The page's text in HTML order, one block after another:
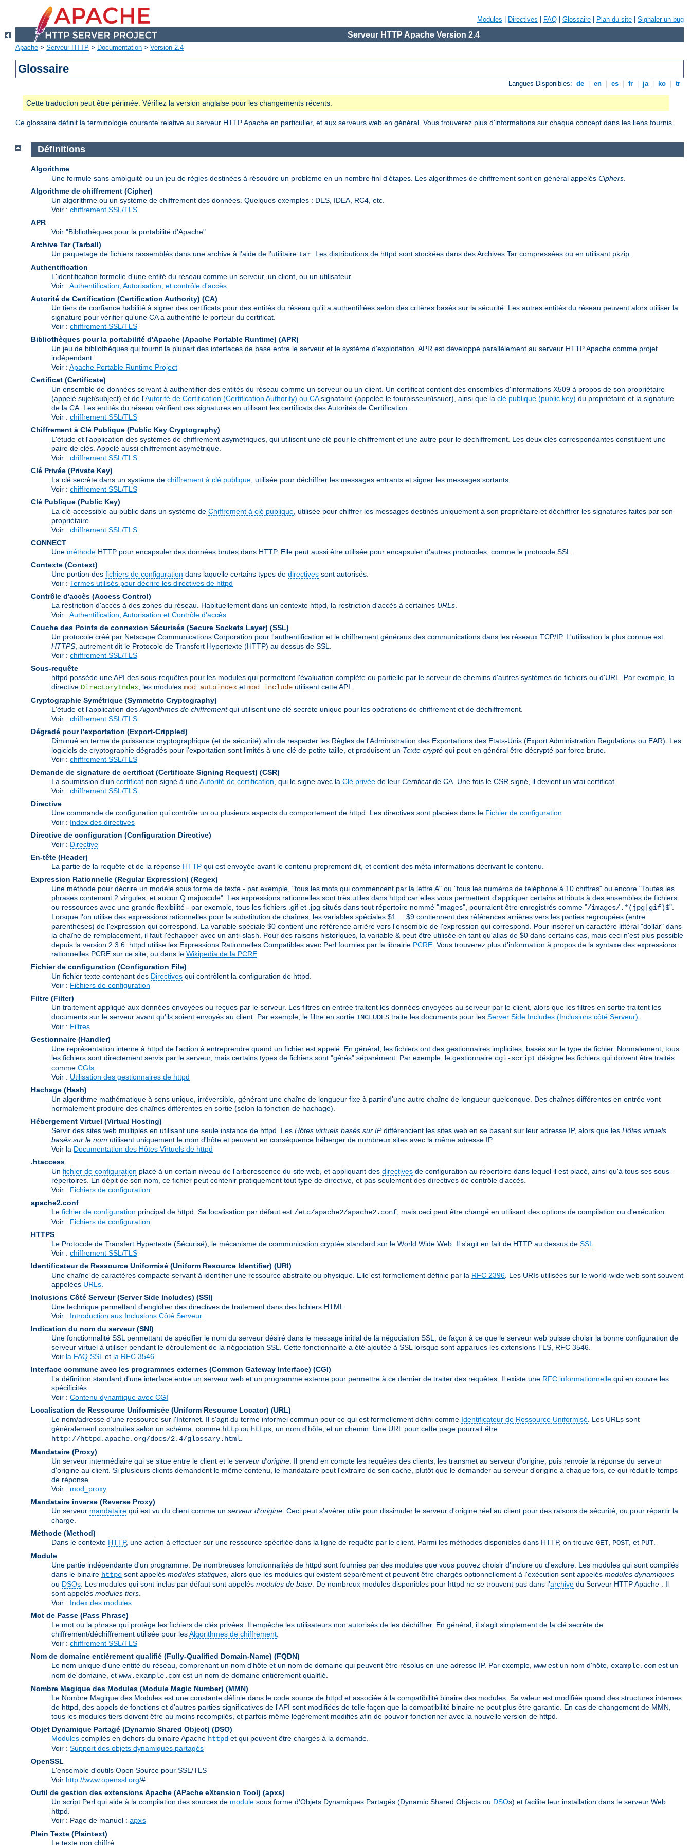
Modules Directives FAQ Glossaire Plan du site Signaler un bug
Serveur HTTP Apache Version 2.4
Apache > Serveur HTTP > Documentation > Version 2.4
Glossaire
Langues Disponibles: de en es fr ja ko tr
Cette traduction peut être périmée. Vérifiez la version anglaise pour les changements récents.
Ce glossaire définit la terminologie courante relative au serveur HTTP Apache en particulier, et aux serveurs web en général. Vous trouverez plus d'informations sur chaque concept dans les liens fournis.
Définitions
Algorithme
Une formule sans ambiguité ou un jeu de règles destinées à résoudre un problème en un nombre fini d'étapes. Les algorithmes de chiffrement sont en général appelés Ciphers
Algorithme de chiffrement (Cipher)
Un algorithme ou un système de chiffrement des données. Quelques exemples : DES, IDEA, RC4, etc.
Voir : chiffrement SSL/TLS
APR
Voir "Bibliothèques pour la portabilité d'Apache"
Archive Tar (Tarball)
Un paquetage de fichiers rassemblés dans une archive à l'aide de l'utilitaire tar . Les distributions de httpd sont stockées dans des Archives Tar compressées ou en utilisant pkzip.
Authentification
L'identification formelle d'une entité du réseau comme un serveur, un client, ou un utilisateur.
Voir : Authentification, Autorisation, et contrôle d'accès
Autorité de Certification (Certification Authority) (CA)
Un tiers de confiance habilité à signer des certificats pour des entités du réseau qu'il a authentifiées selon des critères basés sur la sécurité. Les autres entités du réseau peuvent alors utiliser la
signature pour vérifier qu'une CA a authentifié le porteur du certificat.
Voir : chiffrement SSL/TLS
Bibliothèques pour la portabilité d'Apache (Apache Portable Runtime) (APR)
Un jeu de bibliothèques qui fournit la plupart des interfaces de base entre le serveur et le système d'exploitation. APR est développé parallèlement au serveur HTTP Apache comme projet
indépendant.
Voir : Apache Portable Runtime Project
Certificat (Certificate)
Un ensemble de données servant à authentifier des entités du réseau comme un serveur ou un client. Un certificat contient des ensembles d'informations X509 à propos de son propriétaire
(appelé sujet/subject) et de l'Autorité de Certification (Certification Authority) ou CAsignataire (appelée le fournisseur/issuer), ainsi que la clé publique (public key) du propriétaire et la signature
de la CA. Les entités du réseau vérifient ces signatures en utilisant les certificats des Autorités de Certification.
Voir : chiffrement SSL/TLS
Chiffrement à Clé Publique (Public Key Cryptography)
L'étude et l'application des systèmes de chiffrement asymétriques, qui utilisent une clé pour le chiffrement et une autre pour le déchiffrement. Les deux clés correspondantes constituent une
paire de clés. Appelé aussi chiffrement asymétrique.
Voir : chiffrement SSL/TLS
Clé Privée (Private Key)
La clé secrète dans un système de chiffrement à clé publique , utilisée pour déchiffrer les messages entrants et signer les messages sortants.
Voir : chiffrement SSL/TLS
Clé Publique (Public Key)
La clé accessible au public dans un système de Chiffrement à clé publique , utilisée pour chiffrer les messages destinés uniquement à son propriétaire et déchiffrer les signatures faites par son
propriétaire.
Voir : chiffrement SSL/TLS
CONNECT
Une méthode HTTP pour encapsuler des données brutes dans HTTP. Elle peut aussi être utilisée pour encapsuler d'autres protocoles, comme le protocole SSL.
Contexte (Context)
Une portion des fichiers de configuration dans laquelle certains types de directives sont autorisés.
Voir : Termes utilisés pour décrire les directives de httpd
Contrôle d'accès (Access Control)
La restriction d'accès à des zones du réseau. Habituellement dans un contexte httpd, la restriction d'accès à certaines URLs
Voir : Authentification, Autorisation et Contrôle d'accès
Couche des Points de connexion Sécurisés (Secure Sockets Layer) (SSL)
Un protocole créé par Netscape Communications Corporation pour l'authentification et le chiffrement généraux des communications dans les réseaux TCP/IP. L'utilisation la plus connue est
HTTPS , autrement dit le Protocole de Transfert Hypertexte (HTTP) au dessus de SSL.
Voir : chiffrement SSL/TLS
Sous-requête
httpd possède une API des sous-requêtes pour les modules qui permettent l'évaluation complète ou partielle par le serveur de chemins d'autres systèmes de fichiers ou d'URL. Par exemple, la
directive DirectoryIndex , les modules mod_autoindex et mod_include utilisent cette API.
Cryptographie Symétrique (Symmetric Cryptography)
L'étude et l'application des Algorithmes de chiffrementqui utilisent une clé secrète unique pour les opérations de chiffrement et de déchiffrement.
Voir : chiffrement SSL/TLS
Dégradé pour l'exportation (Export-Crippled)
Diminué en terme de puissance cryptographique (et de sécurité) afin de respecter les Règles de l'Administration des Exportations des Etats-Unis (Export Administration Regulations ou EAR). Les
logiciels de cryptographie dégradés pour l'exportation sont limités à une clé de petite taille, et produisent un Texte crypté qui peut en général être décrypté par force brute.
Voir : chiffrement SSL/TLS
Demande de signature de certificat (Certificate Signing Request) (CSR)
La soumission d'un certificat non signé à uneAutorité de certification , qui le signe avec la Clé privée de leur Certificatde CA. Une fois le CSR signé, il devient un vrai certificat.
Voir : chiffrement SSL/TLS
Directive
Une commande de configuration qui contrôle un ou plusieurs aspects du comportement de httpd. Les directives sont placées dans le Fichier de configuration
Voir : Index des directives
Directive de configuration (Configuration Directive)
Voir : Directive
En-tête (Header)
La partie de la requête et de la réponse HTTP qui est envoyée avant le contenu proprement dit, et contient des méta-informations décrivant le contenu.
Expression Rationnelle (Regular Expression) (Regex)
Une méthode pour décrire un modèle sous forme de texte - par exemple, "tous les mots qui commencent par la lettre A" ou "tous les numéros de téléphone à 10 chiffres" ou encore "Toutes les
phrases contenant 2 virgules, et aucun Q majuscule". Les expressions rationnelles sont très utiles dans httpd car elles vous permettent d'appliquer certains attributs à des ensembles de fichiers
ou ressources avec une grande flexibilité - par exemple, tous les fichiers .gif et .jpg situés dans tout répertoire nommé "images", pourraient être enregistrés comme "/images/.*(jpg|gif)$".
Lorsque l'on utilise des expressions rationnelles pour la substitution de chaînes, les variables spéciales $1 ... $9 contiennent des références arrières vers les parties regroupées (entre
parenthèses) de l'expression qui correspond. La variable spéciale $0 contient une référence arrière vers l'ensemble de l'expression qui correspond. Pour insérer un caractère littéral "dollar" dans
la chaîne de remplacement, il faut l'échapper avec un anti-slash. Pour des raisons historiques, la variable & peut être utilisée en tant qu'alias de $0 dans certains cas, mais ceci n'est plus possible
depuis la version 2.3.6. httpd utilise les Expressions Rationnelles Compatibles avec Perl fournies par la librairie PCRE . Vous trouverez plus d'information à propos de la syntaxe des expressions
rationnelles PCRE sur ce site, ou dans le Wikipedia de la PCRE
Fichier de configuration (Configuration File)
Un fichier texte contenant des Directives qui contrôlent la configuration de httpd.
Voir : Fichiers de configuration
Filtre (Filter)
Un traitement appliqué aux données envoyées ou reçues par le serveur. Les filtres en entrée traitent les données envoyées au serveur par le client, alors que les filtres en sortie traitent les
documents sur le serveur avant qu'ils soient envoyés au client. Par exemple, le filtre en sortie INCLUDES traite les documents pour les Server Side Includes (Inclusions côté Serveur)
Voir : Filtres
Gestionnaire (Handler)
Une représentation interne à httpd de l'action à entreprendre quand un fichier est appelé. En général, les fichiers ont des gestionnaires implicites, basés sur le type de fichier. Normalement, tous
les fichiers sont directement servis par le serveur, mais certains types de fichiers sont "gérés" séparément. Par exemple, le gestionnaire cgi-script désigne les fichiers qui doivent être traités
comme CGIs
Voir : Utilisation des gestionnaires de httpd
Hachage (Hash)
Un algorithme mathématique à sens unique, irréversible, générant une chaîne de longueur fixe à partir d'une autre chaîne de longueur quelconque. Des chaînes différentes en entrée vont
normalement produire des chaînes différentes en sortie (selon la fonction de hachage).
Hébergement Virtuel (Virtual Hosting)
Servir des sites web multiples en utilisant une seule instance de httpd. Les Hôtes virtuels basés sur IPdifférencient les sites web en se basant sur leur adresse IP, alors que les Hôtes virtuels
basés sur le nom utilisent uniquement le nom d'hôte et peuvent en conséquence héberger de nombreux sites avec la même adresse IP.
Voir la Documentation des Hôtes Virtuels de httpd
.htaccess
Un fichier de configuration placé à un certain niveau de l'arborescence du site web, et appliquant des directives de configuration au répertoire dans lequel il est placé, ainsi qu'à tous ses sous-
répertoires. En dépit de son nom, ce fichier peut contenir pratiquement tout type de directive, et pas seulement des directives de contrôle d'accès.
Voir : Fichiers de configuration
apache2.conf
Le fichier de configuration principal de httpd. Sa localisation par défaut est /etc/apache2/apache2.conf , mais ceci peut être changé en utilisant des options de compilation ou d'exécution.
Voir : Fichiers de configuration
HTTPS
Le Protocole de Transfert Hypertexte (Sécurisé), le mécanisme de communication cryptée standard sur le World Wide Web. Il s'agit en fait de HTTP au dessus de SSL
Voir : chiffrement SSL/TLS
Identificateur de Ressource Uniformisé (Uniform Resource Identifier) (URI)
Une chaîne de caractères compacte servant à identifier une ressource abstraite ou physique. Elle est formellement définie par la RFC 2396 . Les URIs utilisées sur le world-wide web sont souvent
appelées URLs
Inclusions Côté Serveur (Server Side Includes) (SSI)
Une technique permettant d'englober des directives de traitement dans des fichiers HTML.
Voir : Introduction aux Inclusions Côté Serveur
Indication du nom du serveur (SNI)
Une fonctionnalité SSL permettant de spécifier le nom du serveur désiré dans le message initial de la négociation SSL, de façon à ce que le serveur web puisse choisir la bonne configuration de
serveur virtuel à utiliser pendant le déroulement de la négociation SSL. Cette fonctionnalité a été ajoutée à SSL lorsque sont apparues les extensions TLS, RFC 3546.
Voir la FAQ SSL et la RFC 3546
Interface commune avec les programmes externes (Common Gateway Interface) (CGI)
La définition standard d'une interface entre un serveur web et un programme externe pour permettre à ce dernier de traiter des requêtes. Il existe une RFC informationnelle qui en couvre les
spécificités.
Voir : Contenu dynamique avec CGI
Localisation de Ressource Uniformisée (Uniform Resource Locator) (URL)
Le nom/adresse d'une ressource sur l'Internet. Il s'agit du terme informel commun pour ce qui est formellement défini comme Identificateur de Ressource Uniformisé . Les URLs sont
généralement construites selon un schéma, comme http ou https , un nom d'hôte, et un chemin. Une URL pour cette page pourrait être
http://httpd.apache.org/docs/2.4/glossary.html
Mandataire (Proxy)
Un serveur intermédiaire qui se situe entre le client et le serveur d'origine . Il prend en compte les requêtes des clients, les transmet au serveur d'origine, puis renvoie la réponse du serveur
d'origine au client. Si plusieurs clients demandent le même contenu, le mandataire peut l'extraire de son cache, plutôt que le demander au serveur d'origine à chaque fois, ce qui réduit le temps
de réponse.
Voir : mod_proxy
Mandataire inverse (Reverse Proxy)
Un serveur mandataire qui est vu du client comme un serveur d'origine . Ceci peut s'avérer utile pour dissimuler le serveur d'origine réel au client pour des raisons de sécurité, ou pour répartir la
charge.
Méthode (Method)
Dans le contexte HTTP, une action à effectuer sur une ressource spécifiée dans la ligne de requête par le client. Parmi les méthodes disponibles dans HTTP, on trouve GET POST , et PUT
Module
Une partie indépendante d'un programme. De nombreuses fonctionnalités de httpd sont fournies par des modules que vous pouvez choisir d'inclure ou d'exclure. Les modules qui sont compilés
dans le binaire httpd sont appelés modules statiques , alors que les modules qui existent séparément et peuvent être chargés optionnellement à l'exécution sont appelés modules dynamiques
ou DSOs . Les modules qui sont inclus par défaut sont appelés modules de base . De nombreux modules disponibles pour httpd ne se trouvent pas dans l'archive du Serveur HTTP Apache . Il
sont appelés modules tiers
Voir : Index des modules
Mot de Passe (Pass Phrase)
Le mot ou la phrase qui protège les fichiers de clés privées. Il empêche les utilisateurs non autorisés de les déchiffrer. En général, il s'agit simplement de la clé secrète de
chiffrement/déchiffrement utilisée pour lesAlgorithmes de chiffrement
Voir : chiffrement SSL/TLS
Nom de domaine entièrement qualifié (Fully-Qualified Domain-Name) (FQDN)
Le nom unique d'une entité du réseau, comprenant un nom d'hôte et un nom de domaine qui peuvent être résolus en une adresse IP. Par exemple, wwwest un nom d'hôte, example.com est un
nom de domaine, et www.example.com est un nom de domaine entièrement qualifié.
Nombre Magique des Modules (Module Magic Number) (MMN)
Le Nombre Magique des Modules est une constante définie dans le code source de httpd et associée à la compatibilité binaire des modules. Sa valeur est modifiée quand des structures internes
de httpd, des appels de fonctions et d'autres parties significatives de l'API sont modifiées de telle façon que la compatibilité binaire ne peut plus être garantie. En cas de changement de MMN,
tous les modules tiers doivent être au moins recompilés, et parfois même légèrement modifiés afin de pouvoir fonctionner avec la nouvelle version de httpd.
Objet Dynamique Partagé (Dynamic Shared Object) (DSO)
Modules compilés en dehors du binaire Apache httpd et qui peuvent être chargés à la demande.
Voir : Support des objets dynamiques partagés
OpenSSL
L'ensemble d'outils Open Source pour SSL/TLS
Voir http://www.openssl.org/#
Outil de gestion des extensions Apache (APache eXtension Tool) (apxs)
Un script Perl qui aide à la compilation des sources de module sous forme d'Objets Dynamiques Partagés (Dynamic Shared Objects ou DSOs) et facilite leur installation dans le serveur Web
httpd.
Voir : Page de manuel : apxs
Plein Texte (Plaintext)
Le texte non chiffré.